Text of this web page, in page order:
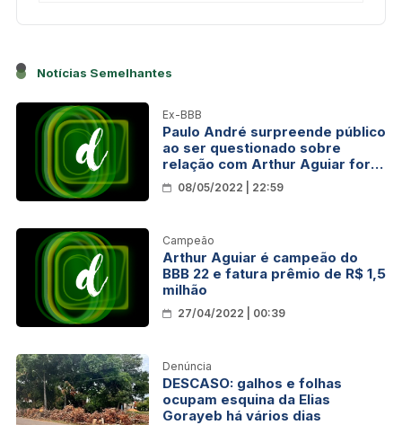
Notícias Semelhantes
Ex-BBB
Paulo André surpreende público
ao ser questionado sobre
relação com Arthur Aguiar fora
do ‘BBB 22’
08/05/2022 | 22:59
Campeão
Arthur Aguiar é campeão do
BBB 22 e fatura prêmio de R$ 1,5
milhão
27/04/2022 | 00:39
Denúncia
DESCASO: galhos e folhas
ocupam esquina da Elias
Gorayeb há vários dias